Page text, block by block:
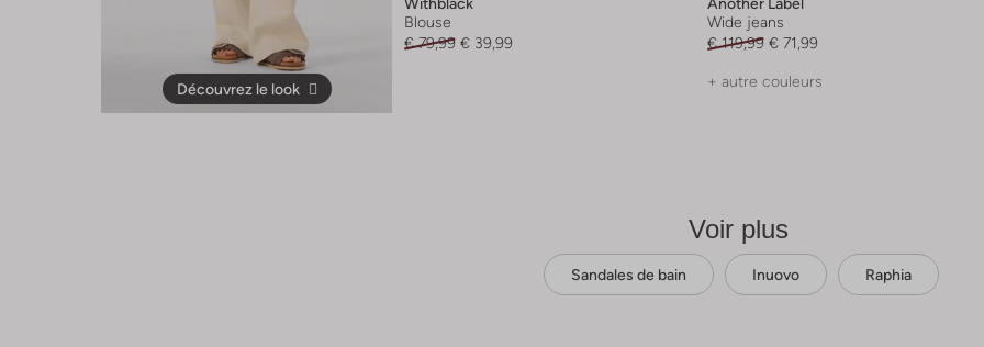
Découvrez le look
Blouse
€ 79,99 € 39,99
Wide jeans
€ 119,99 € 71,99
+ autre couleurs
Voir plus
Sandales de bain Inuovo Raphia